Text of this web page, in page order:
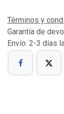
Términos y
Garantía de
Envío: 2-3 días